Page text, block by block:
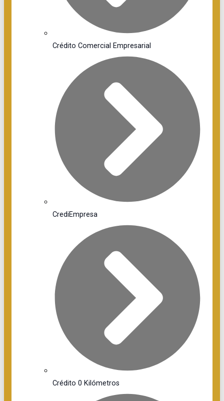
Crédito Comercial Empresarial
CrediEmpresa
Crédito 0 Kilómetros